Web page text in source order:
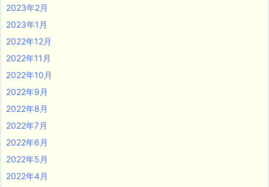
2023年2月
2023年1月
2022年12月
2022年11月
2022年10月
2022年9月
2022年8月
2022年7月
2022年6月
2022年5月
2022年4月